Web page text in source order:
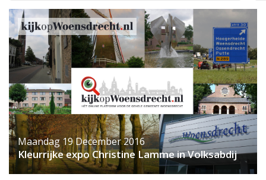
Maandag 19 December 2016
Kleurrijke expo Christine Lamme in Volksabdij